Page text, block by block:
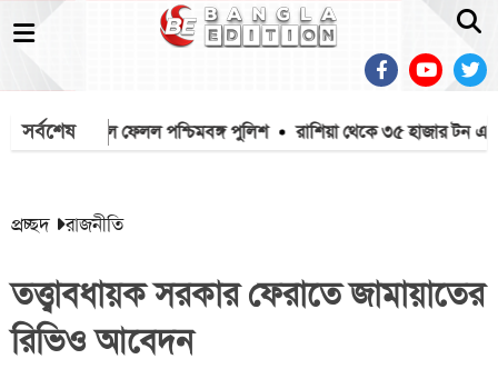
সর্বশেষ
মাইক খুলে ফেলল পশ্চিমবঙ্গ পুলিশ রাশিয়া থেকে ৩৫ হাজার টন
প্রচ্ছদ রাজনীতি
তত্ত্বাবধায়ক সরকার ফেরাতে জামায়াতের
রিভিও আবেদন